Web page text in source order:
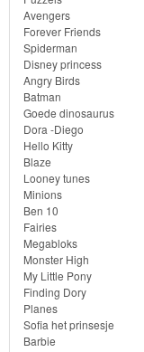
tunes
Minions
Ben
10
Fairies
Megabloks
Monster
High
My
Avengers
Forever Friends
Spiderman
Disney princess
Angry Birds
Batman
Goede dinosaurus
Dora -Diego
Hello Kitty
Blaze
Looney tunes
Minions
Ben 10
Fairies
Megabloks
Monster High
My Little Pony
Finding Dory
Planes
Sofia het prinsesje
Barbie